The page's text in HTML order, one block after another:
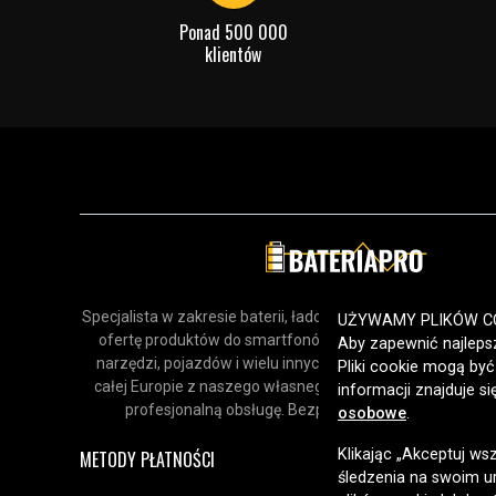
Sprawdź, co oznaczają
Ponad 500 000
klientów
Specjalista w zakresie baterii, ładowarek i akcesoriów.
ofertę produktów do smartfonów, urządzeń
narzędzi, pojazdów i wielu innych zastosowań.
całej Europie z naszego własnego magazynu, oferując
profesjonalną obsługę. Bezpieczne zakupy online od
METODY PŁATNOŚCI
UŻYWAMY PLIKÓW
Aby zapewnić
Pliki cookie mogą
informacji znajduje
osobowe.
Klikając „Akceptuj
śledzenia na swoim